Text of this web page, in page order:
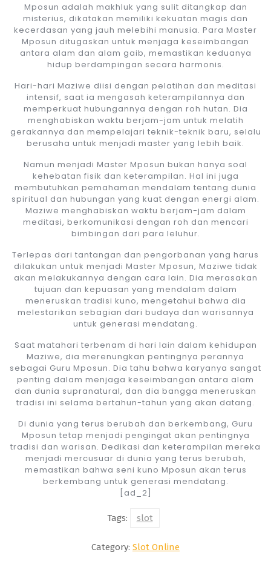
Mposun adalah makhluk yang sulit ditangkap dan
misterius, dikatakan memiliki kekuatan magis dan
kecerdasan yang jauh melebihi manusia. Para Master
Mposun ditugaskan untuk menjaga keseimbangan
antara alam dan alam gaib, memastikan keduanya
hidup berdampingan secara harmonis.
Hari-hari Maziwe diisi dengan pelatihan dan meditasi
intensif, saat ia mengasah keterampilannya dan
memperkuat hubungannya dengan roh hutan. Dia
menghabiskan waktu berjam-jam untuk melatih
gerakannya dan mempelajari teknik-teknik baru, selalu
berusaha untuk menjadi master yang lebih baik.
Namun menjadi Master Mposun bukan hanya soal
kehebatan fisik dan keterampilan. Hal ini juga
membutuhkan pemahaman mendalam tentang dunia
spiritual dan hubungan yang kuat dengan energi alam.
Maziwe menghabiskan waktu berjam-jam dalam
meditasi, berkomunikasi dengan roh dan mencari
bimbingan dari para leluhur.
Terlepas dari tantangan dan pengorbanan yang harus
dilakukan untuk menjadi Master Mposun, Maziwe tidak
akan melakukannya dengan cara lain. Dia merasakan
tujuan dan kepuasan yang mendalam dalam
meneruskan tradisi kuno, mengetahui bahwa dia
melestarikan sebagian dari budaya dan warisannya
untuk generasi mendatang.
Saat matahari terbenam di hari lain dalam kehidupan
Maziwe, dia merenungkan pentingnya perannya
sebagai Guru Mposun. Dia tahu bahwa karyanya sangat
penting dalam menjaga keseimbangan antara alam
dan dunia supranatural, dan dia bangga meneruskan
tradisi ini selama bertahun-tahun yang akan datang.
Di dunia yang terus berubah dan berkembang, Guru
Mposun tetap menjadi pengingat akan pentingnya
tradisi dan warisan. Dedikasi dan keterampilan mereka
menjadi mercusuar di dunia yang terus berubah,
memastikan bahwa seni kuno Mposun akan terus
berkembang untuk generasi mendatang.
[ad_2]
Tags: slot
Category: Slot Online